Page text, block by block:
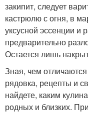
закипит, следует
кастрюлю с огня, в
уксусной эссенции и
предварительно
Остается лишь
Зная, чем
рядовка, рецепты и
найдете, каким
родных и близких.